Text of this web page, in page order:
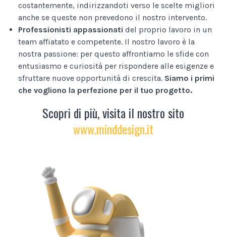
costantemente, indirizzandoti verso le scelte migliori
anche se queste non prevedono il nostro intervento.
Professionisti appassionati del proprio lavoro in un
team affiatato e competente. Il nostro lavoro è la
nostra passione: per questo affrontiamo le sfide con
entusiasmo e curiosità per rispondere alle esigenze e
sfruttare nuove opportunità di crescita. Siamo i primi
che vogliono la perfezione per il tuo progetto.
Scopri di più, visita il nostro sito
www.minddesign.it